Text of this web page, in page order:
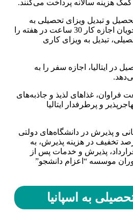
و تبدیل ویزای تحصیلی به
ویزای کاری، که به دانشجویان اجازه کار 30 ساعت در هفته را
تبدیل به ویزای کاری
در ایتالیا، اجازه سفر را به
فراوان، غذاهای لذیذ و جاذبه‌های
و پرطرفدار ایتالیا
و پذیرش در دانشگاه‌های دولتی
ترکیه با 60 درصد تخفیف در هزینه پذیرش، به
پذیرش و خدمات پس از
موسسه “اعزام دانشجو”
به اسپانیا